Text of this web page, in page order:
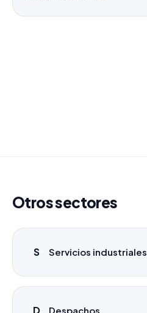
Otros sectores
S Servicios industriales
D Despachos